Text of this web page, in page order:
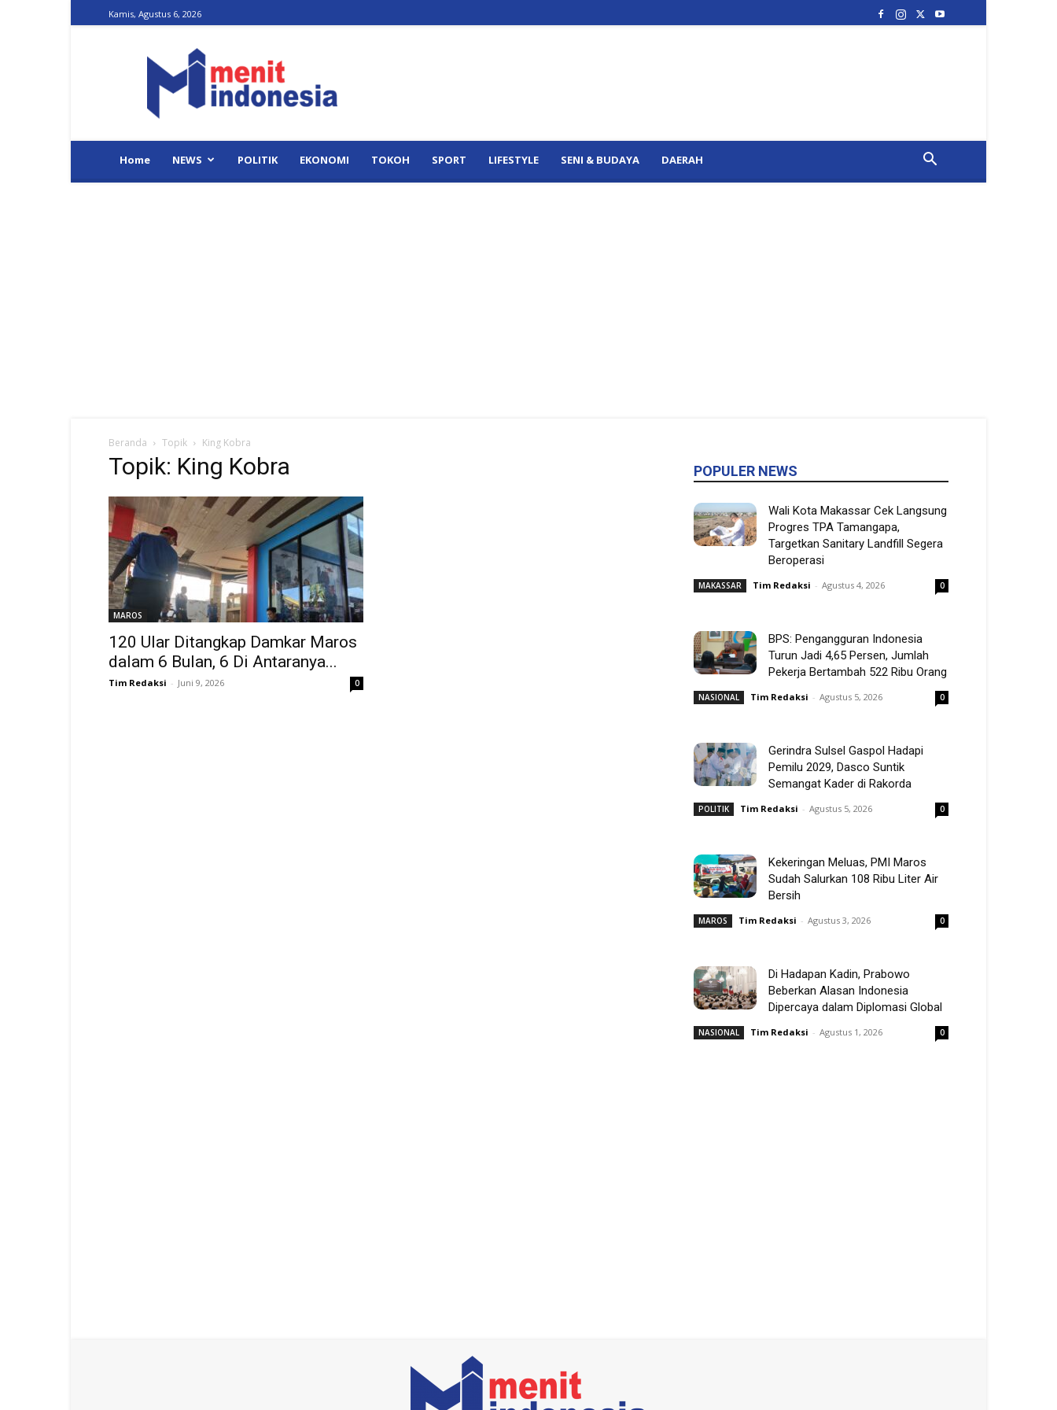
Kamis, Agustus 6, 2026
Indonesia
Home NEWS POLITIK EKONOMI TOKOH SPORT LIFESTYLE SENI & BUDAYA DAERAH
Beranda Topik King Kobra
Topik: King Kobra
MAROS
120 Ular Ditangkap Damkar Maros
dalam 6 Bulan, 6 Di Antaranya...
Tim Redaksi - Juni 9, 2026 0
POPULER NEWS
Wali Kota Makassar Cek Langsung
Progres TPA Tamangapa,
Targetkan Sanitary Landfill Segera
Beroperasi
MAKASSAR Tim Redaksi - Agustus 4, 2026 0
BPS: Pengangguran Indonesia
Turun Jadi 4,65 Persen, Jumlah
Pekerja Bertambah 522 Ribu Orang
NASIONAL Tim Redaksi - Agustus 5, 2026 0
Gerindra Sulsel Gaspol Hadapi
Pemilu 2029, Dasco Suntik
Semangat Kader di Rakorda
POLITIK Tim Redaksi - Agustus 5, 2026 0
Kekeringan Meluas, PMI Maros
Sudah Salurkan 108 Ribu Liter Air
Bersih
MAROS Tim Redaksi - Agustus 3, 2026 0
Di Hadapan Kadin, Prabowo
Beberkan Alasan Indonesia
Dipercaya dalam Diplomasi Global
NASIONAL Tim Redaksi - Agustus 1, 2026 0